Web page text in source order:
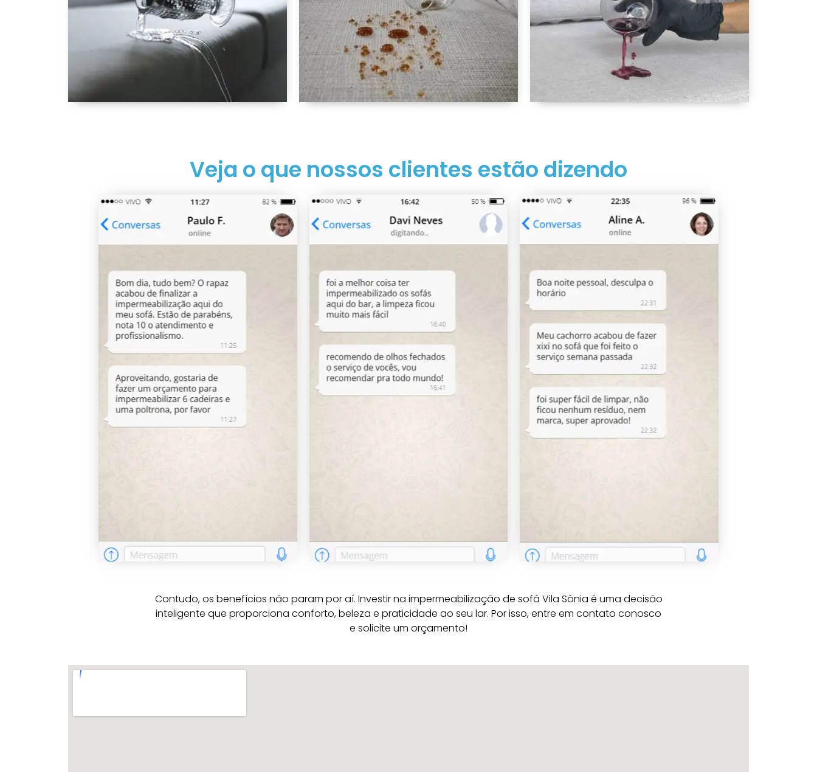
Veja o que nossos clientes estão dizendo
Contudo, os benefícios não param por aí. Investir na impermeabilização de sofá Vila Sônia é uma decisão
inteligente que proporciona conforto, beleza e praticidade ao seu lar. Por isso, entre em contato conosco
e solicite um orçamento!